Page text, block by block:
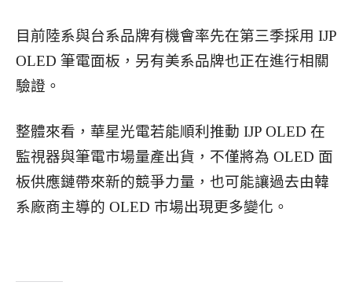
目前陸系與台系品牌有機會率先在第三季採用 IJP
OLED 筆電面板，另有美系品牌也正在進行相關
驗證。
整體來看，華星光電若能順利推動 IJP OLED 在
監視器與筆電市場量產出貨，不僅將為 OLED 面
板供應鏈帶來新的競爭力量，也可能讓過去由韓
系廠商主導的 OLED 市場出現更多變化。